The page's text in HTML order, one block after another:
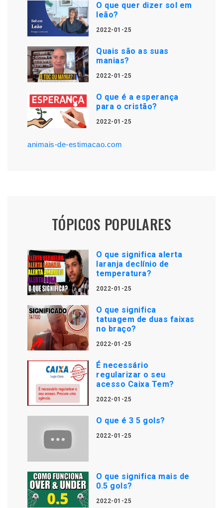
O que quer dizer sol em
leão?
2022-01-25
Quais são as suas
manias?
2022-01-25
O que é a esperança
para o cristão?
2022-01-25
animais-de-estimacao.com
TÓPICOS POPULARES
O que significa alerta
laranja declínio de
temperatura?
2022-01-25
O que significa
tatuagem de duas faixas
no braço?
2022-01-25
É necessário
regularizar o seu
acesso Caixa Tem?
2022-01-25
O que é 3 5 gols?
2022-01-25
O que significa mais de
0.5 gols?
2022-01-25